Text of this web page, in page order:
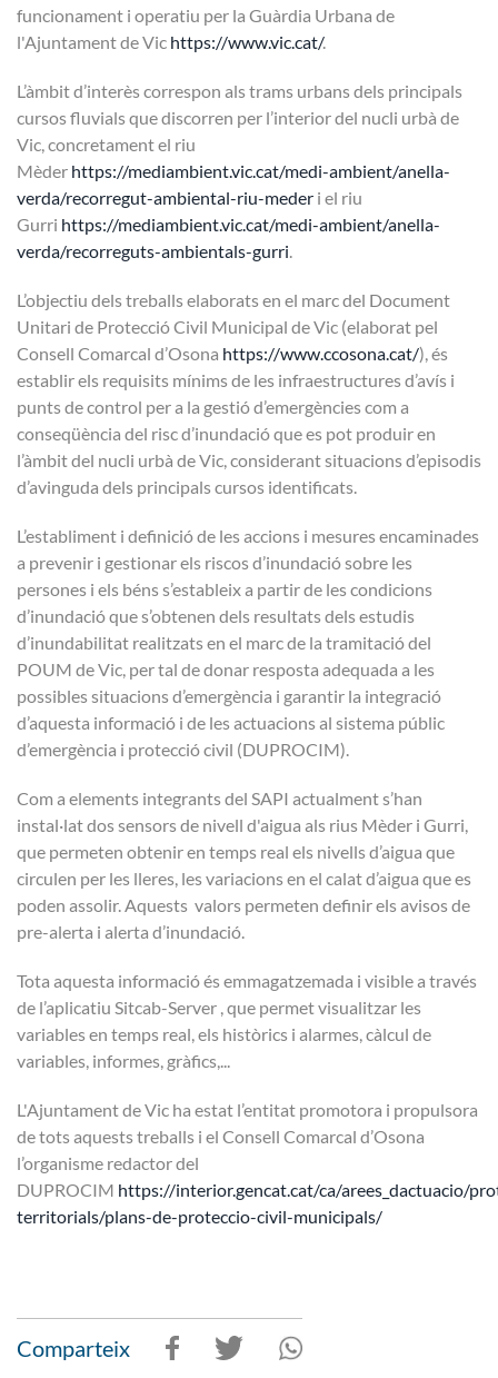
funcionament i operatiu per la Guàrdia Urbana de
l'Ajuntament de Vic https://www.vic.cat/.
L’àmbit d’interès correspon als trams urbans dels principals
cursos fluvials que discorren per l’interior del nucli urbà de
Vic, concretament el riu
Mèder https://mediambient.vic.cat/medi-ambient/anella-
verda/recorregut-ambiental-riu-meder i el riu
Gurri https://mediambient.vic.cat/medi-ambient/anella-
verda/recorreguts-ambientals-gurri.
L’objectiu dels treballs elaborats en el marc del Document
Unitari de Protecció Civil Municipal de Vic (elaborat pel
Consell Comarcal d’Osona https://www.ccosona.cat/), és
establir els requisits mínims de les infraestructures d’avís i
punts de control per a la gestió d’emergències com a
conseqüència del risc d’inundació que es pot produir en
l’àmbit del nucli urbà de Vic, considerant situacions d’episodis
d’avinguda dels principals cursos identificats.
L’establiment i definició de les accions i mesures encaminades
a prevenir i gestionar els riscos d’inundació sobre les
persones i els béns s’estableix a partir de les condicions
d’inundació que s’obtenen dels resultats dels estudis
d’inundabilitat realitzats en el marc de la tramitació del
POUM de Vic, per tal de donar resposta adequada a les
possibles situacions d’emergència i garantir la integració
d’aquesta informació i de les actuacions al sistema públic
d’emergència i protecció civil (DUPROCIM).
Com a elements integrants del SAPI actualment s’han
instal·lat dos sensors de nivell d'aigua als rius Mèder i Gurri,
que permeten obtenir en temps real els nivells d’aigua que
circulen per les lleres, les variacions en el calat d’aigua que es
poden assolir. Aquests valors permeten definir els avisos de
pre-alerta i alerta d’inundació.
Tota aquesta informació és emmagatzemada i visible a través
de l’aplicatiu Sitcab-Server , que permet visualitzar les
variables en temps real, els històrics i alarmes, càlcul de
variables, informes, gràfics,...
L'Ajuntament de Vic ha estat l’entitat promotora i propulsora
de tots aquests treballs i el Consell Comarcal d’Osona
l’organisme redactor del
DUPROCIM https://interior.gencat.cat/ca/arees_dactuacio/
territorials/plans-de-proteccio-civil-municipals/
Comparteix